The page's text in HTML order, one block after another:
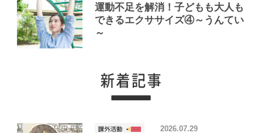
運動不足を解消！子どもも大人も
できるエクササイズ④～うんてい
～
2026.07.29